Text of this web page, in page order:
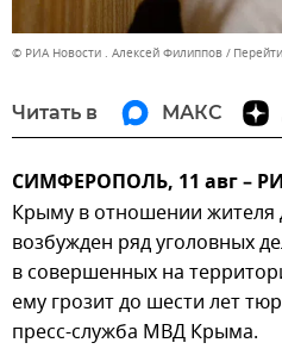
© РИА Новости . Алексей Филиппов
Читать в МАКС
СИМФЕРОПОЛЬ, 11 авг –
Крыму в отношении жителя
возбужден ряд уголовных
в совершенных на
ему грозит до шести лет
пресс-служба МВД Крыма.